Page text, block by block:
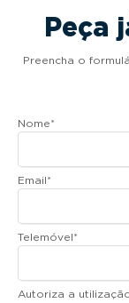
Peça
Preencha o
Nome*
Email*
Telemóvel*
Autoriza a